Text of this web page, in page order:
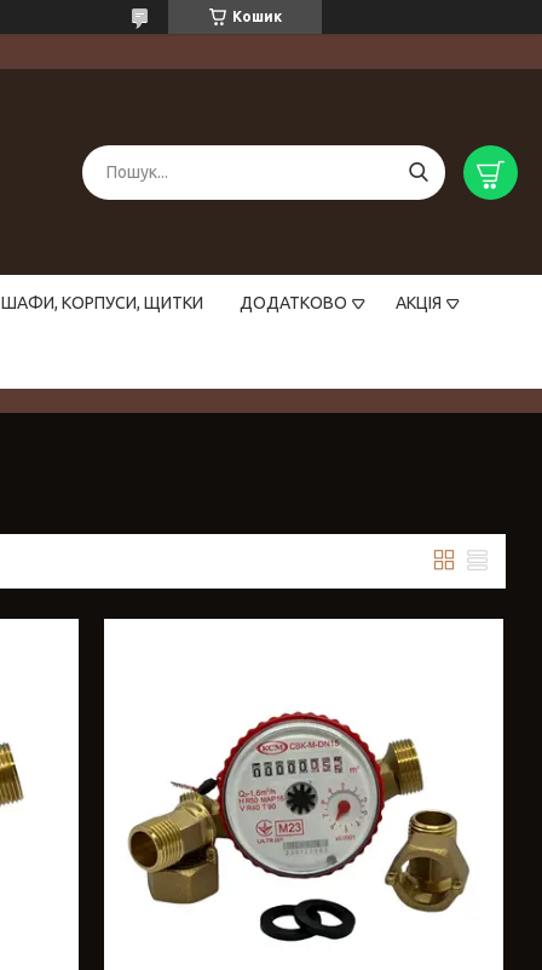
Кошик
ШАФИ, КОРПУСИ, ЩИТКИ ДОДАТКОВО АКЦІЯ